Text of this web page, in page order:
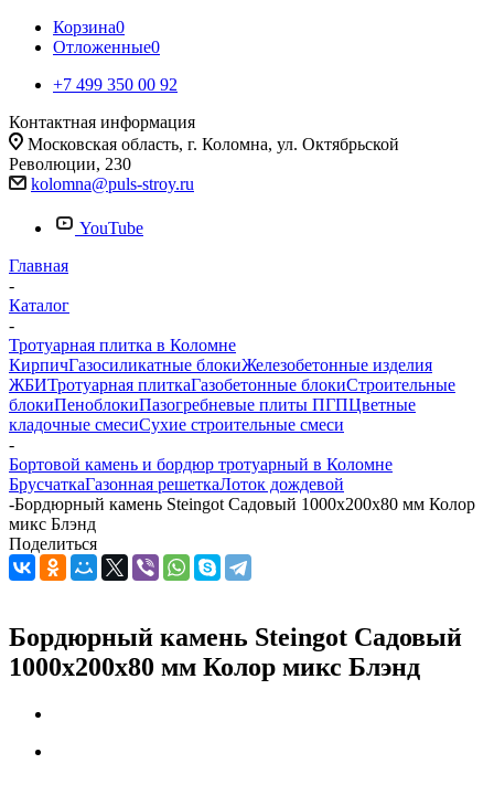
Корзина0
Отложенные0
+7 499 350 00 92
Контактная информация
Московская область, г. Коломна, ул. Октябрьской
Революции, 230
kolomna@puls-stroy.ru
YouTube
Главная
-
Каталог
-
Тротуарная плитка в Коломне
КирпичГазосиликатные блокиЖелезобетонные изделия
ЖБИТротуарная плиткаГазобетонные блокиСтроительные
блокиПеноблокиПазогребневые плиты ПГПЦветные
кладочные смесиСухие строительные смеси
-
Бортовой камень и бордюр тротуарный в Коломне
БрусчаткаГазонная решеткаЛоток дождевой
-Бордюрный камень Steingot Садовый 1000х200х80 мм Колор
микс Блэнд
Поделиться
Бордюрный камень Steingot Садовый
1000х200х80 мм Колор микс Блэнд